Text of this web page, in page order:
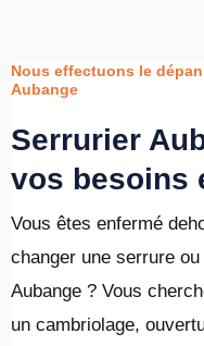
Nous effectuons le
Aubange
Serrurier
vos besoins
Vous êtes enfermé
changer une serrure
Aubange ? Vous
un cambriolage,